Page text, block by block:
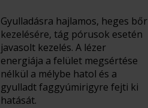
Gyulladásra hajlamos, heges bőr
kezelésére, tág pórusok esetén
javasolt kezelés. A lézer
energiája a felület megsértése
nélkül a mélybe hatol és a
gyulladt faggyúmirigyre fejti ki
hatását.